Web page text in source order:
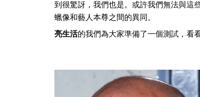
到很驚訝，我們也是。或許我們無法與這
蠟像和藝人本尊之間的異同。
亮生活的我們為大家準備了一個測試，看